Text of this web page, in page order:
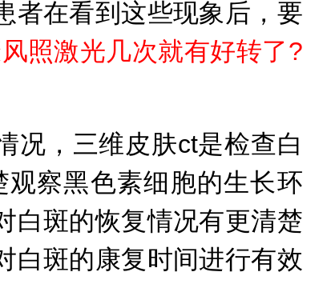
者在看到这些现象后，要
照激光几次就有好转了?
，三维皮肤ct是检查白
察黑色素细胞的生长环
白斑的恢复情况有更清楚
白斑的康复时间进行有效